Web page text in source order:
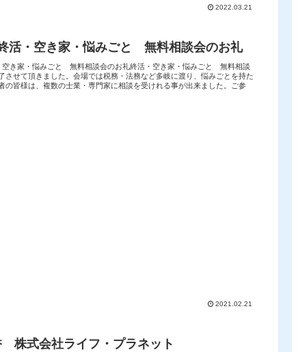
2022.03.21
活・空き家・悩みごと 無料相談会のお礼
き家・悩みごと 無料相談会のお礼終活・空き家・悩みごと 無料相談
せて頂きました。会場では税務・法務など多岐に渡り、悩みごとを持た
の皆様は、複数の士業・専門家に相談を受けれる事が出来ました。ご参
2021.02.21
株式会社ライフ・プラネット